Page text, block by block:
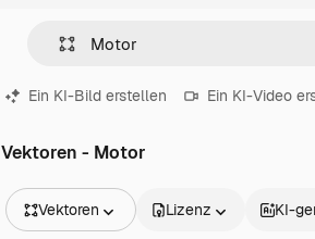
Ein KI-Bild erstellen Ein KI-Video
Vektoren - Motor
Vektoren Lizenz KI-